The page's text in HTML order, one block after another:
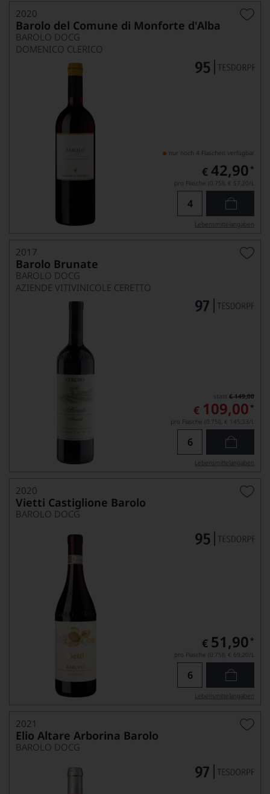
2020
Barolo del Comune di Monforte d'Alba
BAROLO DOCG
DOMENICO CLERICO
nur noch 4 Flaschen verfügbar
€ 42,90 *
pro Flasche (0.75l), € 57,20/L
Lebensmittel­angaben
2017
Barolo Brunate
BAROLO DOCG
AZIENDE VITIVINICOLE CERETTO
€ 149,00
€ 109,00 *
pro Flasche (0.75l), € 145,33/L
Lebensmittel­angaben
2020
Vietti Castiglione Barolo
BAROLO DOCG
€ 51,90 *
pro Flasche (0.75l), € 69,20/L
Lebensmittel­angaben
2021
Elio Altare Arborina Barolo
BAROLO DOCG